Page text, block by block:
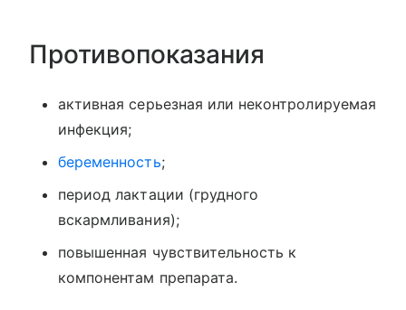
Противопоказания
активная серьезная или неконтролируемая
инфекция;
беременность;
период лактации (грудного
вскармливания);
повышенная чувствительность к
компонентам препарата.